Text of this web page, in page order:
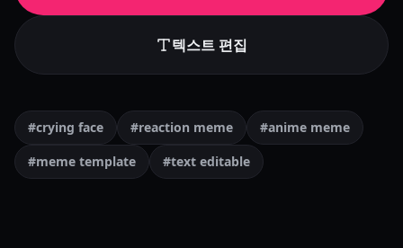
텍스트 편집
#crying face #reaction meme
#anime meme
#meme template
#text editable